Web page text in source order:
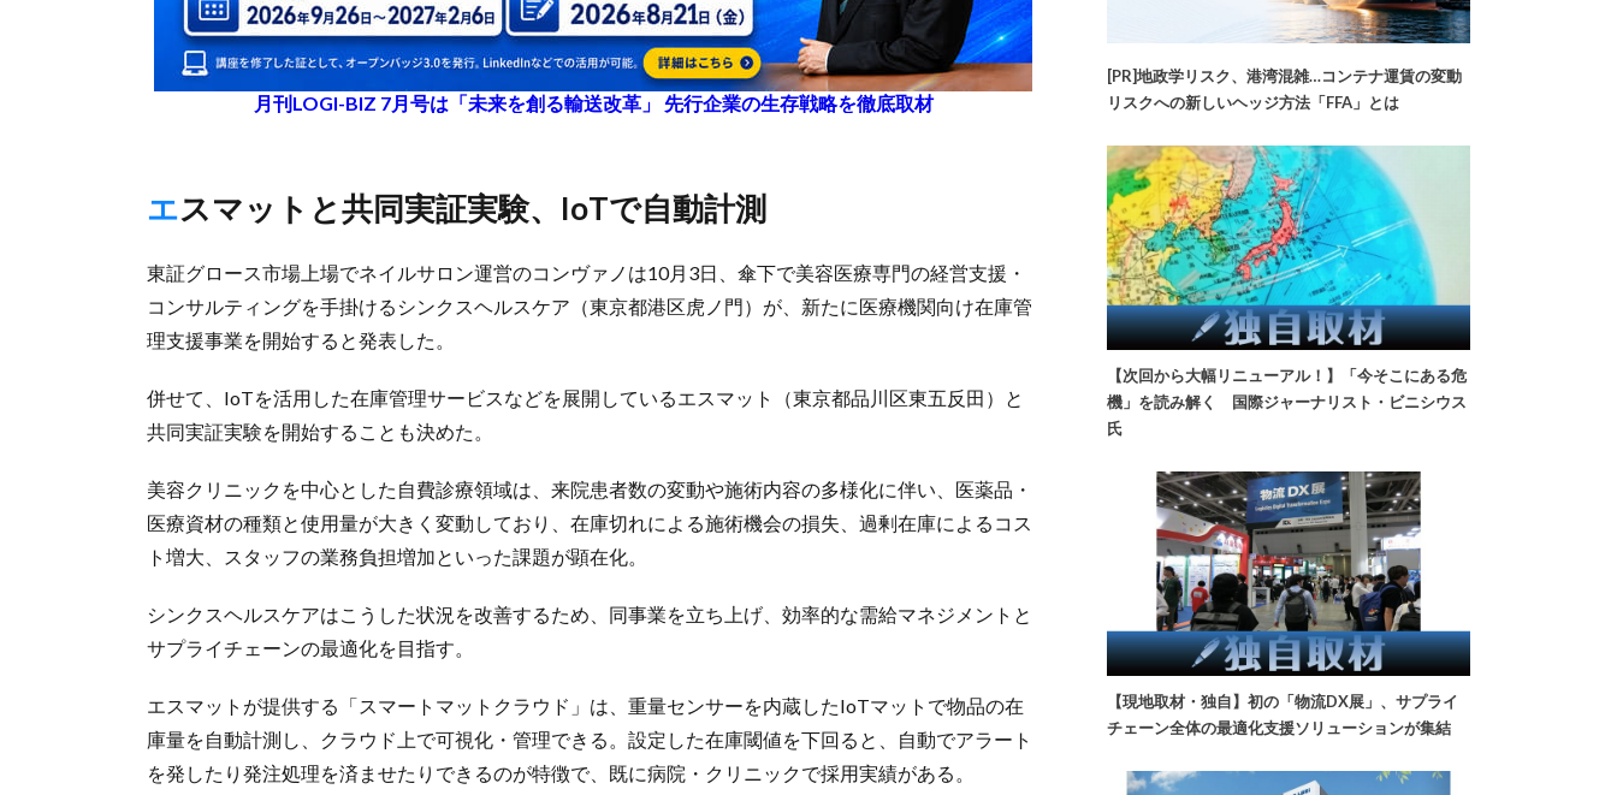
月刊LOGI-BIZ 7月号は「未来を創る輸送改革」 先行企業の生存戦略を徹底取材
エスマットと共同実証実験、IoTで自動計測
東証グロース市場上場でネイルサロン運営のコンヴァノは10月3日、傘下で美容医療専門の経営支援・
コンサルティングを手掛けるシンクスヘルスケア（東京都港区虎ノ門）が、新たに医療機関向け在庫管
理支援事業を開始すると発表した。
併せて、IoTを活用した在庫管理サービスなどを展開しているエスマット（東京都品川区東五反田）と
共同実証実験を開始することも決めた。
美容クリニックを中心とした自費診療領域は、来院患者数の変動や施術内容の多様化に伴い、医薬品・
医療資材の種類と使用量が大きく変動しており、在庫切れによる施術機会の損失、過剰在庫によるコス
ト増大、スタッフの業務負担増加といった課題が顕在化。
シンクスヘルスケアはこうした状況を改善するため、同事業を立ち上げ、効率的な需給マネジメントと
サプライチェーンの最適化を目指す。
エスマットが提供する「スマートマットクラウド」は、重量センサーを内蔵したIoTマットで物品の在
庫量を自動計測し、クラウド上で可視化・管理できる。設定した在庫閾値を下回ると、自動でアラート
を発したり発注処理を済ませたりできるのが特徴で、既に病院・クリニックで採用実績がある。
[PR]地政学リスク、港湾混雑…コンテナ運賃の変動
リスクへの新しいヘッジ方法「FFA」とは
【次回から大幅リニューアル！】「今そこにある危
機」を読み解く 国際ジャーナリスト・ビニシウス
氏
【現地取材・独自】初の「物流DX展」、サプライ
チェーン全体の最適化支援ソリューションが集結